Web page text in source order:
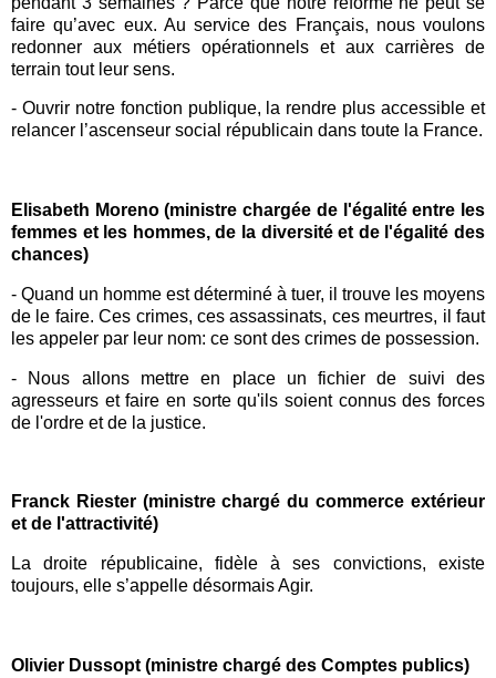
faire qu’avec eux. Au service des Français, nous voulons
redonner aux métiers opérationnels et aux carrières de
terrain tout leur sens.
- Ouvrir notre fonction publique, la rendre plus accessible et
relancer l’ascenseur social républicain dans toute la France.
Elisabeth Moreno (ministre chargée de l'égalité entre les
femmes et les hommes, de la diversité et de l'égalité des
chances)
- Quand un homme est déterminé à tuer, il trouve les moyens
de le faire. Ces crimes, ces assassinats, ces meurtres, il faut
les appeler par leur nom: ce sont des crimes de possession.
- Nous allons mettre en place un fichier de suivi des
agresseurs et faire en sorte qu'ils soient connus des forces
de l'ordre et de la justice.
Franck Riester (ministre chargé du commerce extérieur
et de l'attractivité)
La droite républicaine, fidèle à ses convictions, existe
toujours, elle s’appelle désormais Agir.
Olivier Dussopt (ministre chargé des Comptes publics)